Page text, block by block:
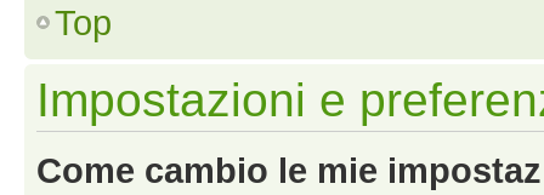
Top
Impostazioni e
Come cambio le mie